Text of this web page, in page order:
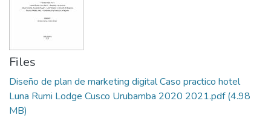
Files
Diseño de plan de marketing digital Caso practico hotel
Luna Rumi Lodge Cusco Urubamba 2020 2021.pdf(4.98
MB)